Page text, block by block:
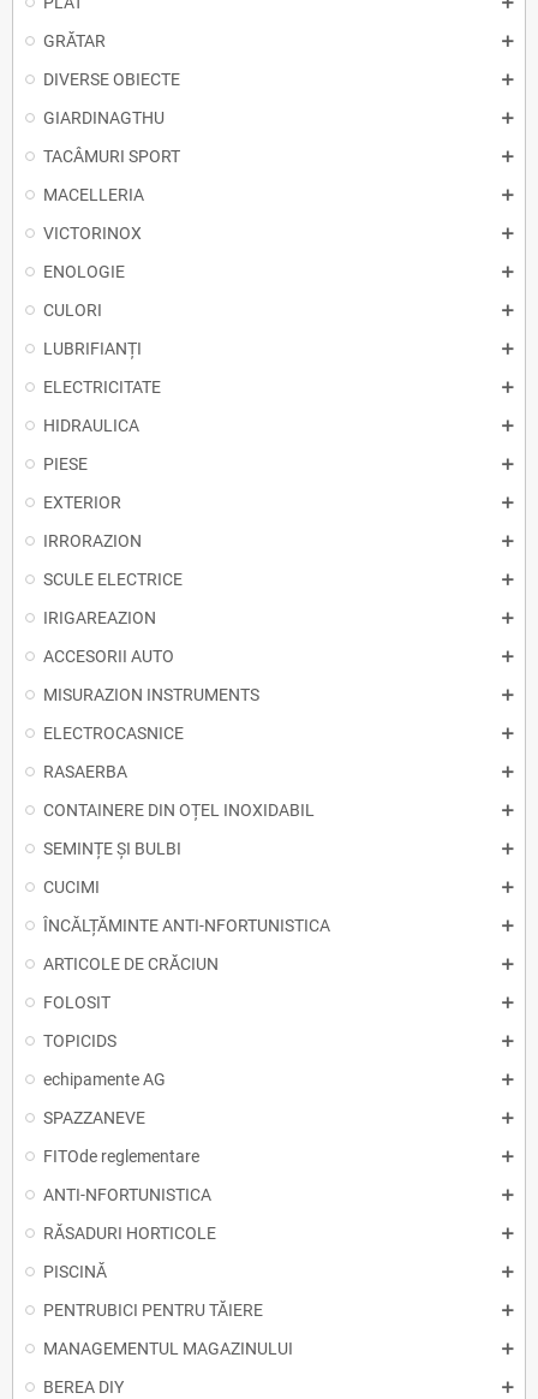
GRĂTAR
DIVERSE OBIECTE
GIARDINAGTHU
TACÂMURI SPORT
MACELLERIA
VICTORINOX
ENOLOGIE
CULORI
LUBRIFIANȚI
ELECTRICITATE
HIDRAULICA
PIESE
EXTERIOR
IRRORAZION
SCULE ELECTRICE
IRIGAREAZION
ACCESORII AUTO
MISURAZION INSTRUMENTS
ELECTROCASNICE
RASAERBA
CONTAINERE DIN OȚEL INOXIDABIL
SEMINȚE ȘI BULBI
CUCIMI
ÎNCĂLȚĂMINTE ANTI-NFORTUNISTICA
ARTICOLE DE CRĂCIUN
FOLOSIT
TOPICIDS
echipamente AG
SPAZZANEVE
FITOde reglementare
ANTI-NFORTUNISTICA
RĂSADURI HORTICOLE
PISCINĂ
PENTRUBICI PENTRU TĂIERE
MANAGEMENTUL MAGAZINULUI
BEREA DIY